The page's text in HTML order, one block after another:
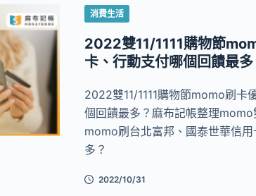
消費生活
2022雙11/1111購物節
卡、行動支付哪個回饋最多
2022雙11/1111購物節momo刷卡
個回饋最多？麻布記帳整理momo
momo刷台北富邦、國泰世華信
多？
2022/10/31